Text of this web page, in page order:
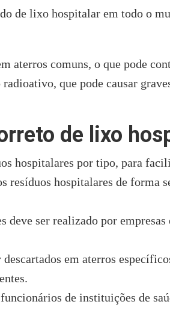
de lixo hospitalar em todo o
aterros comuns, o que pode
que pode causar
de lixo
hospitalares por tipo, para
hospitalares de forma
ser realizado por empresas
em aterros
de instituições de